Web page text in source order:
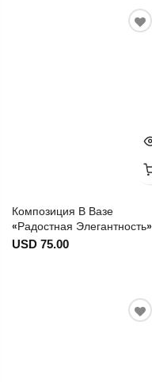
Композиция В Вазе
«Радостная Элегантность»
USD 75.00